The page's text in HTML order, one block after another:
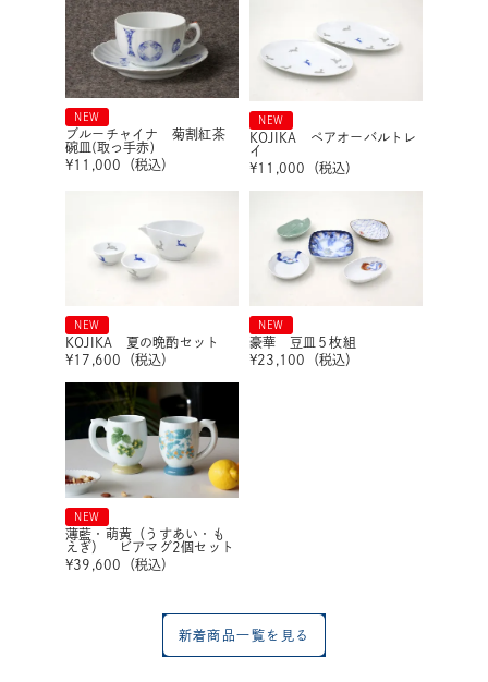
NEW
ブルーチャイナ 菊割紅茶
碗皿(取っ手赤)
¥11,000 （税込）
NEW
KOJIKA ペアオーバルトレ
イ
¥11,000 （税込）
NEW
KOJIKA 夏の晩酌セット
¥17,600 （税込）
NEW
豪華 豆皿５枚組
¥23,100 （税込）
NEW
薄藍・萌黄（うすあい・も
えぎ） ビアマグ2個セット
¥39,600 （税込）
新着商品一覧を見る